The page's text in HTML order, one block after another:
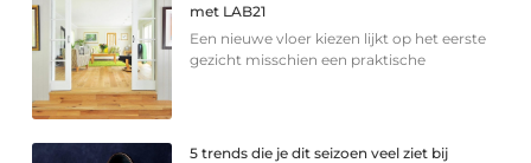
met LAB21
Een nieuwe vloer kiezen lijkt op het eerste
gezicht misschien een praktische
5 trends die je dit seizoen veel ziet bij